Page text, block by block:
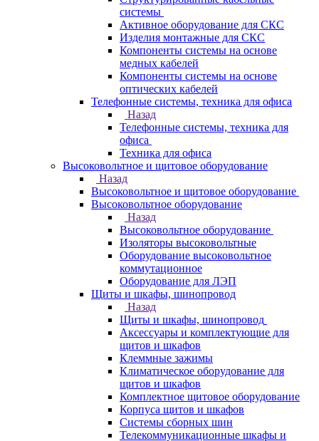
системы
Активное оборудование для СКС
Изделия монтажные для СКС
Компоненты системы на основе
медных кабелей
Компоненты системы на основе
оптических кабелей
Телефонные системы, техника для офиса
Назад
Телефонные системы, техника для
офиса
Техника для офиса
Высоковольтное и щитовое оборудование
Назад
Высоковольтное и щитовое оборудование
Высоковольтное оборудование
Назад
Высоковольтное оборудование
Изоляторы высоковольтные
Оборудование высоковольтное
коммутационное
Оборудование для ЛЭП
Щиты и шкафы, шинопровод
Назад
Щиты и шкафы, шинопровод
Аксессуары и комплектующие для
щитов и шкафов
Клеммные зажимы
Климатическое оборудование для
щитов и шкафов
Комплектное щитовое оборудование
Корпуса щитов и шкафов
Системы сборных шин
Телекоммуникационные шкафы и